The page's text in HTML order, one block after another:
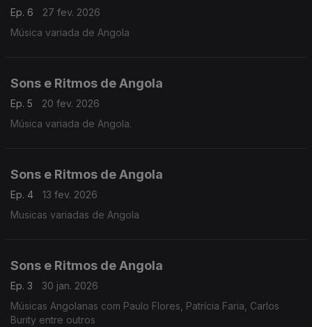
Ep. 6
27 fev. 2026
Música variada de Angola
Sons e Ritmos de Angola
Ep. 5
20 fev. 2026
Música variada de Angola.
Sons e Ritmos de Angola
Ep. 4
13 fev. 2026
Musicas variadas de Angola
Sons e Ritmos de Angola
Ep. 3
30 jan. 2026
Músicas Angolanas com Paulo Flores, Patrícia Faria, Carlos
Burity entre outros